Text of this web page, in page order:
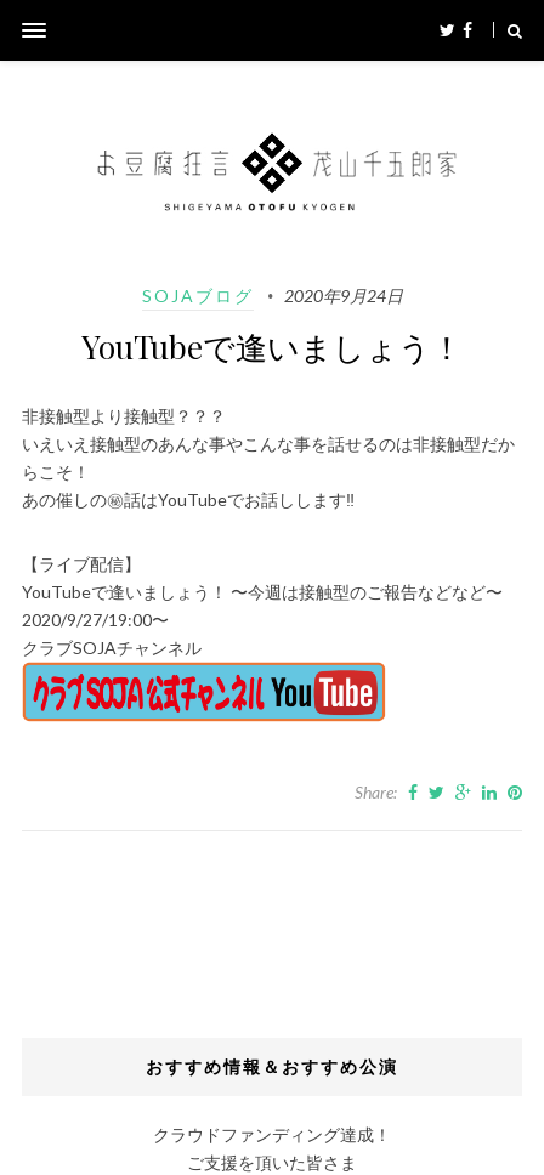
SOJAブログ 2020年9月24日
YouTubeで逢いましょう！
非接触型より接触型？？？
いえいえ接触型のあんな事やこんな事を話せるのは非接触型だか
らこそ！
あの催しの㊙️話はYouTubeでお話しします‼️
【ライブ配信】
YouTubeで逢いましょう！ 〜今週は接触型のご報告などなど〜
2020/9/27/19:00〜
クラブSOJAチャンネル
Share:
おすすめ情報＆おすすめ公演
クラウドファンディング達成！
ご支援を頂いた皆さま